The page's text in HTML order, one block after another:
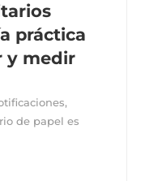
práctica
y medir
de papel es